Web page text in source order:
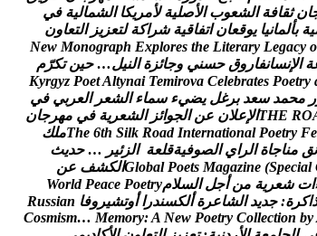
ان ثقافة الشعوب الصلية لمريكا الشمالية في
ية بألمانيا يوقعان اتفاقية شراكة لتعزيز التعاون
New Monograph Explores the Literary Legacy o
ة النسانفار وق حسني وجائزة النيل… حين تكرم
Kyrgyz PoetAltynai Temirova Celebrates Poetry
ر محمد سعد برغل يضيء سماء الشعر العربي في
THE RO العلن عن الجوائز الشعرية في مهرجان
The 6th Silk Road International Poetry Fe ملك
نق مناجاة الراي الصوفيةقلعة الزئير … حديث
Global Poets Magazine (Special الكشف عن
ات شعرية من أجل السلم World Peace Poetry
اكرة: جديد الشاعرة ألكسندرا أوتشير وفا Russian
Cosmism… Memory:A New Poetry Collection by